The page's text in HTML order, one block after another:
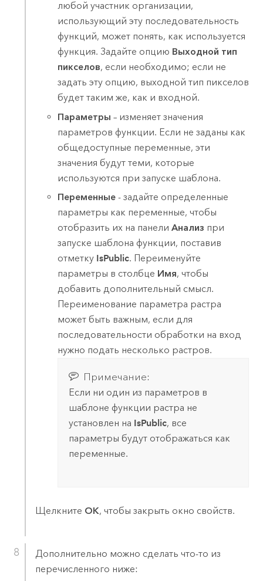
любой участник организации,
использующий эту последовательность
функций, может понять, как используется
функция. Задайте опцию Выходной тип
пикселов, если необходимо; если не
задать эту опцию, выходной тип пикселов
будет таким же, как и входной.
Параметры – изменяет значения
параметров функции. Если не заданы как
общедоступные переменные, эти
значения будут теми, которые
используются при запуске шаблона.
Переменные - задайте определенные
параметры как переменные, чтобы
отобразить их на панелиАнализ при
запуске шаблона функции, поставив
отметку IsPublic. Переименуйте
параметры в столбце Имя, чтобы
добавить дополнительный смысл.
Переименование параметра растра
может быть важным, если для
последовательности обработки на вход
нужно подать несколько растров.
Примечание:
Если ни один из параметров в
шаблоне функции растра не
установлен на IsPublic, все
параметры будут отображаться как
переменные.
Щелкните ОК, чтобы закрыть окно свойств.
Дополнительно можно сделать что-то из
перечисленного ниже: